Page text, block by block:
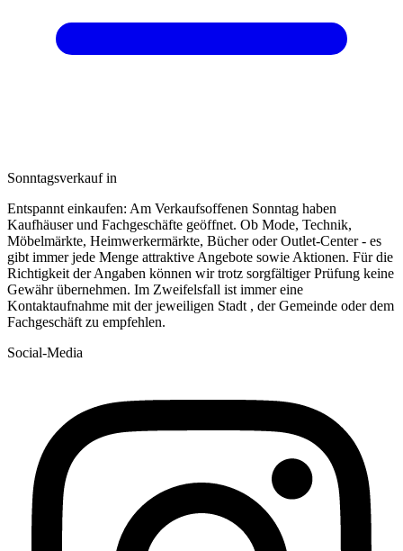
Sonntagsverkauf in
Entspannt einkaufen: Am Verkaufsoffenen Sonntag haben
Kaufhäuser und Fachgeschäfte geöffnet. Ob Mode, Technik,
Möbelmärkte, Heimwerkermärkte, Bücher oder Outlet-Center - es
gibt immer jede Menge attraktive Angebote sowie Aktionen. Für die
Richtigkeit der Angaben können wir trotz sorgfältiger Prüfung keine
Gewähr übernehmen. Im Zweifelsfall ist immer eine
Kontaktaufnahme mit der jeweiligen Stadt , der Gemeinde oder dem
Fachgeschäft zu empfehlen.
Social-Media